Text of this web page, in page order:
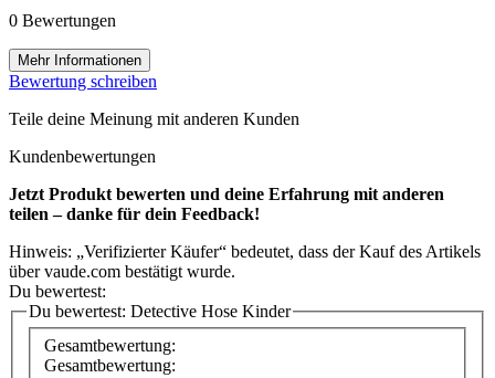
0 Bewertungen
Mehr Informationen
Bewertung schreiben
Teile deine Meinung mit anderen Kunden
Kundenbewertungen
Jetzt Produkt bewerten und deine Erfahrung mit anderen
teilen – danke für dein Feedback!
Hinweis: „Verifizierter Käufer“ bedeutet, dass der Kauf des Artikels
über vaude.com bestätigt wurde.
Du bewertest:
Du bewertest: Detective Hose Kinder
Gesamtbewertung:
Gesamtbewertung: